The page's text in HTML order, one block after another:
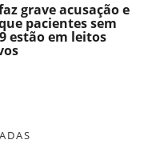
grave acusação e
pacientes sem
estão em leitos